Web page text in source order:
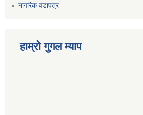
नागरिक वडापत्र
हाम्रो गुगल म्याप